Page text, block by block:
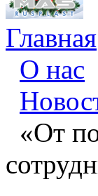
Главная
О нас
«От